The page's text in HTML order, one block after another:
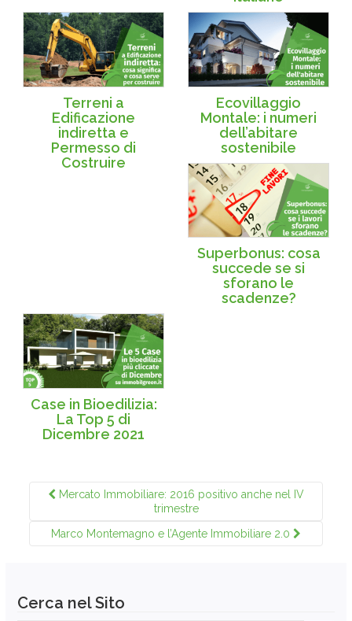
Terreni a
Edificazione
indiretta e
Permesso di
Costruire
Ecovillaggio
Montale: i numeri
dell’abitare
sostenibile
Superbonus: cosa
succede se si
sforano le
scadenze?
Case in Bioedilizia:
La Top 5 di
Dicembre 2021
Mercato Immobiliare: 2016 positivo anche nel IV
trimestre
Marco Montemagno e l’Agente Immobiliare 2.0
Cerca nel Sito